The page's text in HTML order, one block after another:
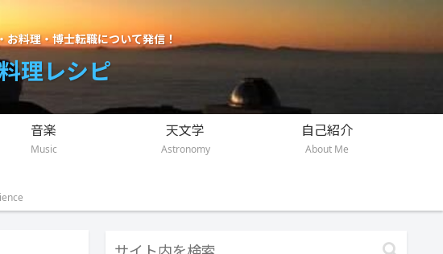
料理・博士転職について発信！
理レシピ
音楽
Music
天文学
Astronomy
自己紹介
About Me